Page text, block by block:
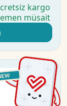
kargo
müsait